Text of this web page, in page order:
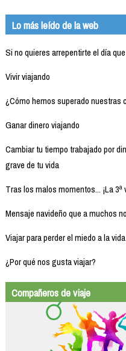
Lo más leído de la web
Si no quieres arrepentirte el día
Vivir viajando
¿Cómo hemos superado nuestras
Ganar dinero viajando
Cambiar tu tiempo trabajado por
grave de tu vida
Tras los malos momentos... ¡La 3ª
Mensaje navideño que a muchos
Viajar para perder el miedo a la vida
¿Por qué nos gusta viajar?
Compañeros de viaje